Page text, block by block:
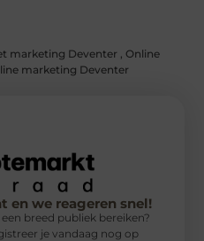
marketing Deventer , Online
marketing Deventer
en we reageren snel!
breed publiek bereiken?
je vandaag nog op